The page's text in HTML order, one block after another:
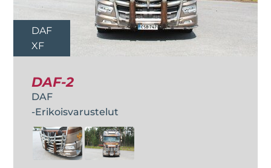
DAF
XF
DAF-2
DAF
-Erikoisvarustelut